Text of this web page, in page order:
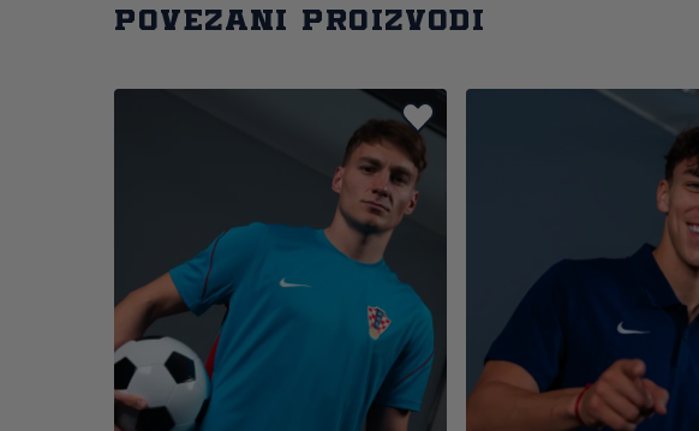
Povezani proizvodi